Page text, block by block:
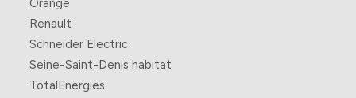
Orange
Renault
Schneider Electric
Seine-Saint-Denis habitat
TotalEnergies